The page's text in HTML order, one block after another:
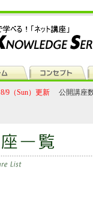
8/9（Sun）更新 公開講座